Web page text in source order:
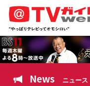
News ニュース